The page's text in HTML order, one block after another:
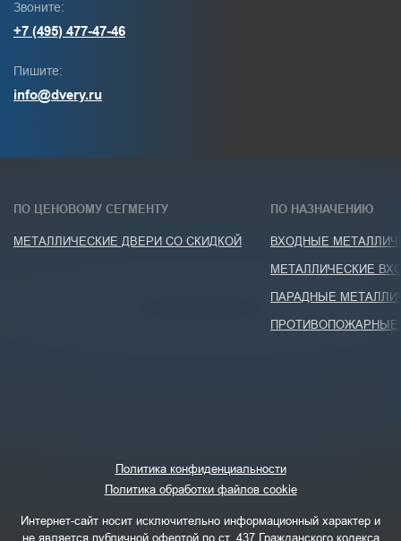
Звоните:
+7 (495) 477-47-46
Пишите:
info@dvery.ru
ПО ЦЕНОВОМУ СЕГМЕНТУ
МЕТАЛЛИЧЕСКИЕ ДВЕРИ СО СКИДКОЙ
ПО НАЗНАЧЕНИЮ
ВХОДНЫЕ
МЕТАЛЛИЧЕСКИЕ
ПАРАДНЫЕ
ПРОТИВОПОЖАРНЫЕ
Политика конфиденциальности
Политика обработки файлов cookie
Интернет-сайт носит исключительно информационный характер и
не является публичной офертой по ст. 437 Гражданского кодекса